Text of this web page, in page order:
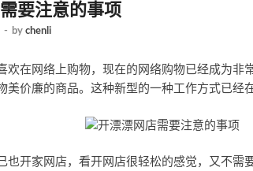
要注意的事项
- by chenli
欢在网络上购物，现在的网络购物已经成为非
美价廉的商品。这种新型的一种工作方式已经
也开家网店，看开网店很轻松的感觉，又不需